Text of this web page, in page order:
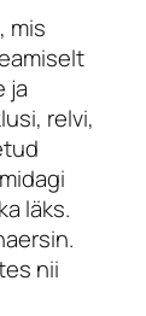
mis
ja
relvi,
läks.
nii